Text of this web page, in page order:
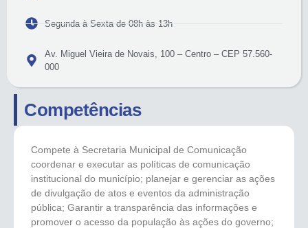
Segunda à Sexta de 08h às 13h
Av. Miguel Vieira de Novais, 100 – Centro – CEP 57.560-
000
Competências
Compete à Secretaria Municipal de Comunicação
coordenar e executar as políticas de comunicação
institucional do município; planejar e gerenciar as ações
de divulgação de atos e eventos da administração
pública; Garantir a transparência das informações e
promover o acesso da população às ações do governo;